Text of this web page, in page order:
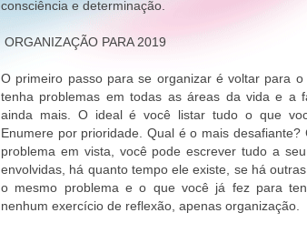
consciência e determinação.
ORGANIZAÇÃO PARA 2019
O primeiro passo para se organizar é voltar para o
tenha problemas em todas as áreas da vida e a
ainda mais. O ideal é você listar tudo o que
Enumere por prioridade. Qual é o mais
problema em vista, você pode escrever tudo a
envolvidas, há quanto tempo ele existe, se há
o mesmo problema e o que você já fez para
nenhum exercício de reflexão, apenas organização.